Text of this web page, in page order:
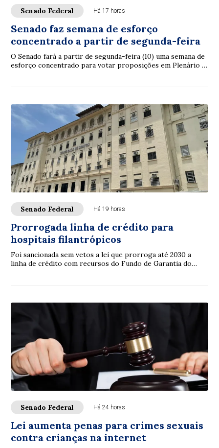
Senado Federal Há 17 horas
Senado faz semana de esforço
concentrado a partir de segunda-feira
O Senado fará a partir de segunda-feira (10) uma semana de
esforço concentrado para votar proposições em Plenário e
Senado Federal Há 19 horas
Prorrogada linha de crédito para
hospitais filantrópicos
Foi sancionada sem vetos a lei que prorroga até 2030 a
linha de crédito com recursos do Fundo de Garantia do
Senado Federal Há 24 horas
Lei aumenta penas para crimes sexuais
contra crianças na internet